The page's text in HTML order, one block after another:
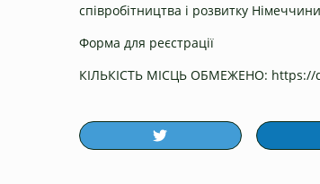
співробітництва і розвитку
Форма для реєстрації
КІЛЬКІСТЬ МІСЦЬ ОБМЕЖЕНО: https://